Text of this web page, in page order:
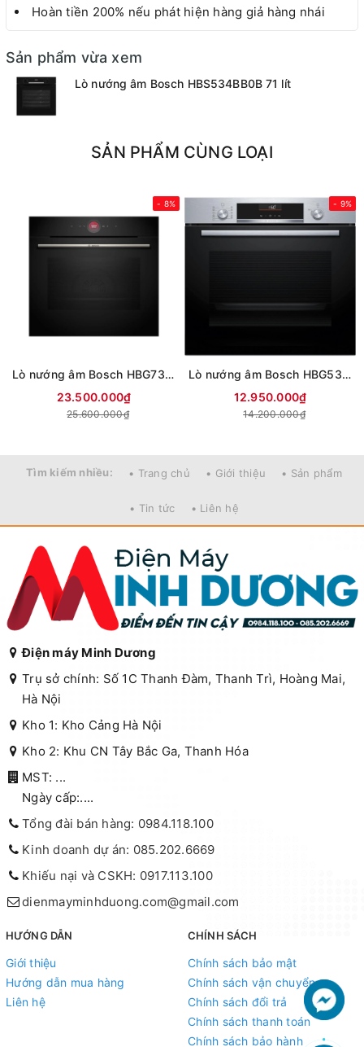
Hoàn tiền 200% nếu phát hiện hàng giả hàng nhái
Sản phẩm vừa xem
Lò nướng âm Bosch HBS534BB0B 71 lít
SẢN PHẨM CÙNG LOẠI
- 8%
Lò nướng âm Bosch HBG7341B1 71 lít
23.500.000₫
25.600.000₫
- 9%
Lò nướng âm Bosch HBG536ES3 71 lít
12.950.000₫
14.200.000₫
Tìm kiếm nhiều: • Trang chủ • Giới thiệu • Sản phẩm
• Tin tức • Liên hệ
Điện máy Minh Dương
Trụ sở chính: Số 1C Thanh Đàm, Thanh Trì, Hoàng Mai,
Hà Nội
Kho 1: Kho Cảng Hà Nội
Kho 2: Khu CN Tây Bắc Ga, Thanh Hóa
MST: ...
Ngày cấp:....
Tổng đài bán hàng: 0984.118.100
Kinh doanh dự án: 085.202.6669
Khiếu nại và CSKH: 0917.113.100
dienmayminhduong.com@gmail.com
HƯỚNG DẪN
Giới thiệu
Hướng dẫn mua hàng
Liên hệ
CHÍNH SÁCH
Chính sách bảo mật
Chính sách vận chuyển
Chính sách đổi trả
Chính sách thanh toán
Chính sách bảo hành